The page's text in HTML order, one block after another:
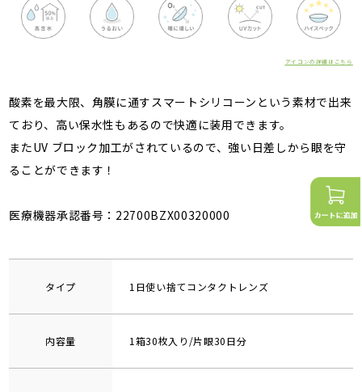
アイコンの詳細はこちら
酸素を最大限、角膜に通すスマートシリコーンという素材で出来
ており、高い保水性もあるので快適に装用できます。
またUV ブロック加工がされているので、強い日差しから眼を守
ることができます！
医療機器承認番号：22700BZX00320000
タイプ 1日使い捨てコンタクトレンズ
内容量 1箱30枚入り/片眼30日分